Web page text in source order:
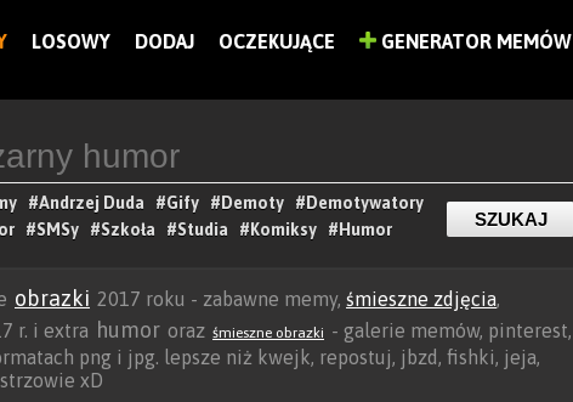
LOSOWY DODAJ OCZEKUJĄCE GENERATOR MEMÓW
#Andrzej Duda #Gify #Demoty
#Demotywatory
#SMSy #Szkoła #Studia #Komiksy #Humor
obrazki 2017 roku - zabawne memy, śmieszne zdjęcia,
r. i extra humor oraz śmieszne obrazki - galerie memów, pinterest,
png i jpg. lepsze niż kwejk, repostuj, jbzd, fishki, jeja,
xD